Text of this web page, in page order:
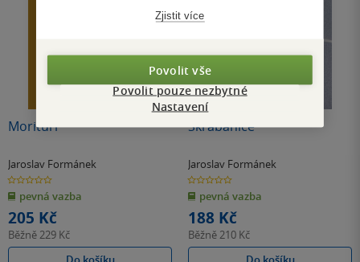
Morituri
Jaroslav Formánek
0.0
z
5
hvězdiček
pevná vazba
205 Kč
Běžně229 Kč
Škrábanice
Jaroslav Formánek
0.0
z
5
hvězdiček
pevná vazba
188 Kč
Běžně210 Kč
Zjistit více
Povolit vše
Povolit pouze nezbytné
Nastavení